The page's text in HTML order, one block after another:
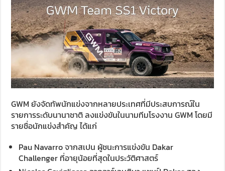
GWM ยังจัดทัพนักแข่งจากหลายประเทศที่มีประสบการณ์ใน
รายการระดับนานาชาติ ลงแข่งขันในนามทีมโรงงาน GWM โดยมี
รายชื่อนักแข่งสำคัญ ได้แก่
Pau Navarro จากสเปน ผู้ชนะการแข่งขัน Dakar
Challenger ที่อายุน้อยที่สุดในประวัติศาสตร์